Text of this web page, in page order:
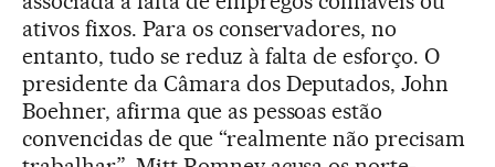
ativos fixos. Para os conservadores, no
entanto, tudo se reduz à falta de esforço. O
presidente da Câmara dos Deputados, John
Boehner, afirma que as pessoas estão
convencidas de que “realmente não precisam